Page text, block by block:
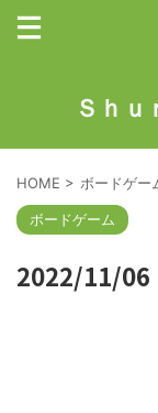
Ｓｈ
HOME > ボードゲー
ボードゲーム
2022/11/